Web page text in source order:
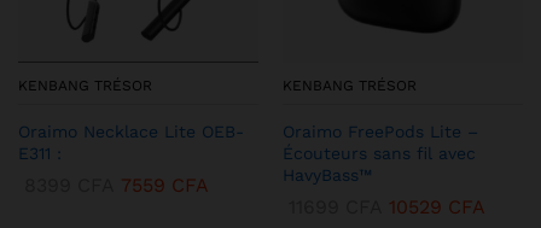
KENBANG TRÉSOR
Oraimo Necklace Lite OEB-
E311 :
7559 CFA
KENBANG TRÉSOR
Oraimo FreePods Lite –
Écouteurs sans fil avec
HavyBass™
10529 CFA